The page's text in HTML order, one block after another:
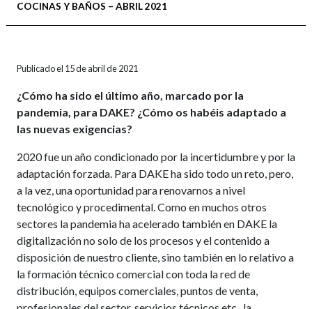
COCINAS Y BAÑOS – ABRIL 2021
Publicado el 15 de abril de 2021
¿Cómo ha sido el último año, marcado por la
pandemia, para DAKE? ¿Cómo os habéis adaptado a
las nuevas exigencias?
2020 fue un año condicionado por la incertidumbre y por la
adaptación forzada. Para DAKE ha sido todo un reto, pero,
a la vez, una oportunidad para renovarnos a nivel
tecnológico y procedimental. Como en muchos otros
sectores la pandemia ha acelerado también en DAKE la
digitalización no solo de los procesos y el contenido a
disposición de nuestro cliente, sino también en lo relativo a
la formación técnico comercial con toda la red de
distribución, equipos comerciales, puntos de venta,